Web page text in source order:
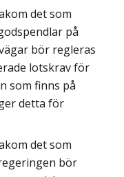
det som
på
bör regleras
lotskrav för
som finns på
detta för
det som
bör